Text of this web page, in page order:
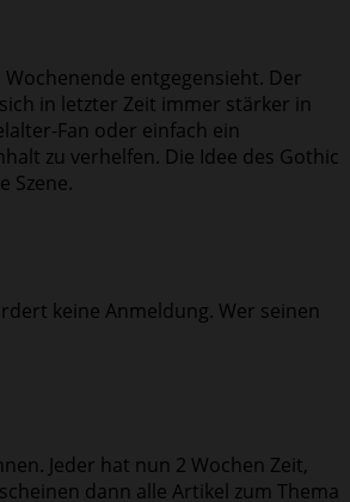
entgegensieht. Der
in letzter Zeit immer stärker in
Fan oder einfach ein
zu verhelfen. Die Idee des Gothic
Szene.
keine Anmeldung. Wer seinen
Jeder hat nun 2 Wochen Zeit,
dann alle Artikel zum Thema